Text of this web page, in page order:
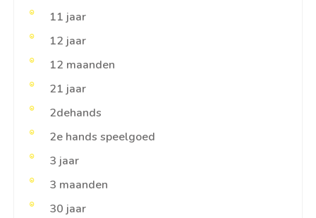
11 jaar
12 jaar
12 maanden
21 jaar
2dehands
2e hands speelgoed
3 jaar
3 maanden
30 jaar